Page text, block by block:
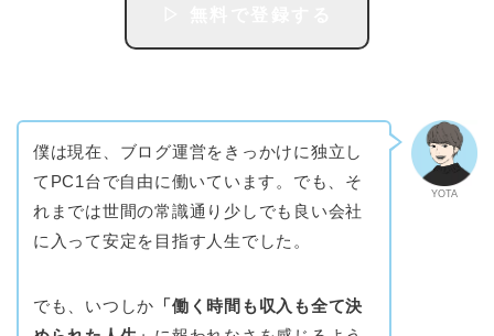
YOTA
僕は現在、ブログ運営をきっかけに独立し
てPC1台で自由に働いています。でも、そ
れまでは世間の常識通り少しでも良い会社
に入って安定を目指す人生でした。
でも、いつしか 「働く時間も収入も全て決